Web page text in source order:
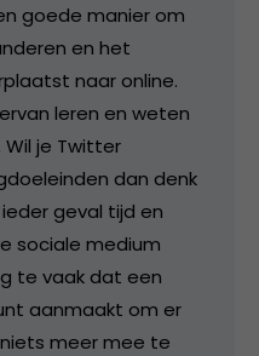
goede manier om
en het
naar online.
leren en weten
je Twitter
dan denk
geval tijd en
sociale medium
te vaak dat een
aanmaakt om er
meer mee te